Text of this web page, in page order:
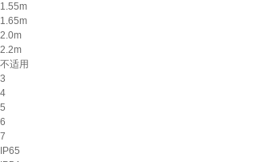
1.55m
1.65m
2.0m
2.2m
不适用
3
4
5
6
7
IP65